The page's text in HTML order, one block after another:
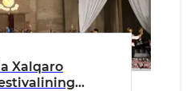
Xalqaro